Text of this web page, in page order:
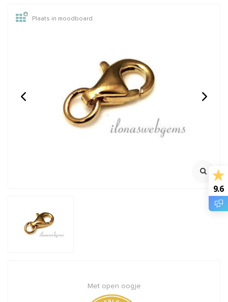
knijpkraaltjes buis ca.
2x2mm
Rijggat ca. 1.2mm
Klik voor staffelkorting
Vermeil connector
hartjes ca. 14x8mm
Klik voor staffelkorting
€3,15 Incl. btw
Plaats in moodboard
Met open oogje
9.6